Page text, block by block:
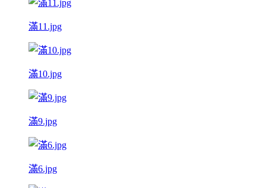
滿11.jpg
滿10.jpg
滿9.jpg
滿6.jpg